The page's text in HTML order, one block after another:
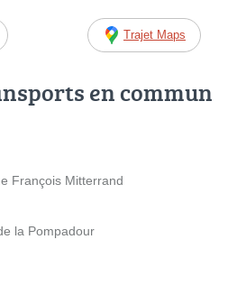
Trajet Maps
en commun
François Mitterrand
la Pompadour